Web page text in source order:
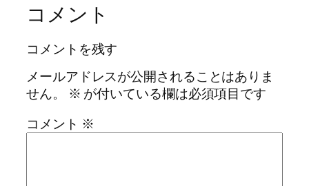
コメント
コメントを残す
メールアドレスが公開されることはありま
せん。
※ が付いている欄は必須項目です
コメント ※